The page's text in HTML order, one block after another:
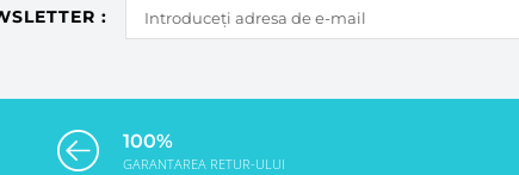
:
100%
GARANTAREA RETUR-ULUI